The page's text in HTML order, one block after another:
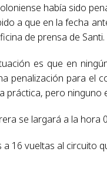
había sido
a que en la fecha
de prensa de Santi.
es que en
penalización para el
práctica, pero
se largará a la hora
16 vueltas al circuito